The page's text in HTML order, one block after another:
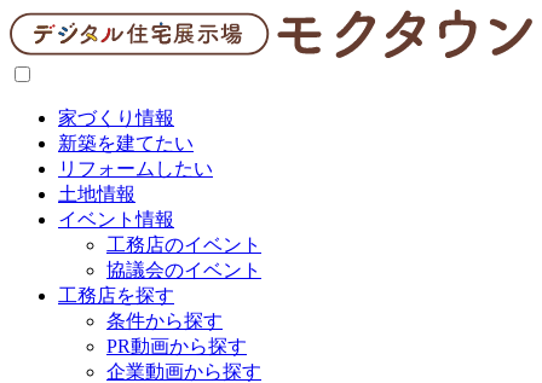
家づくり情報
新築を建てたい
リフォームしたい
土地情報
イベント情報
工務店のイベント
協議会のイベント
工務店を探す
条件から探す
PR動画から探す
企業動画から探す